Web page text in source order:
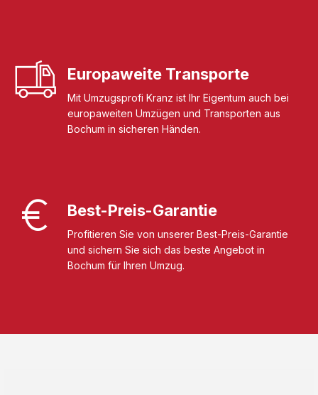
Europaweite Transporte
Mit Umzugsprofi Kranz ist Ihr Eigentum auch bei
europaweiten Umzügen und Transporten aus
Bochum in sicheren Händen.
Best-Preis-Garantie
Profitieren Sie von unserer Best-Preis-Garantie
und sichern Sie sich das beste Angebot in
Bochum für Ihren Umzug.